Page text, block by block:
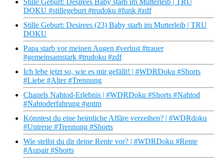
Stille Geburt: Desirees Baby starb im Mutterleib | TRU
DOKU #stillegeburt #trudoku #funk #zdf
Stille Geburt: Desirees (23) Baby starb im Mutterleib | TRU
DOKU
Papa starb vor meinen Augen #verlust #trauer
#gemeinsamstark #trudoku #zdf
Ich lebe jetzt so, wie es mir gefällt! | #WDRDoku #Shorts
#Liebe #Alter #Trennung
Chanels Nahtod-Erlebnis | #WDRDoku #Shorts #Nahtod
#Nahtoderfahrung #gntm
Könntest du eine heimliche Affäre verzeihen? | #WDRdoku
#Untreue #Trennung #Shorts
Wie stellst du dir deine Rente vor? | #WDRDoku #Rente
#Aupair #Shorts